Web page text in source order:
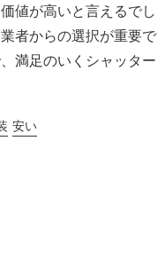
値が高いと言えるで
者からの選択が重要
満足のいくシャッタ
安い